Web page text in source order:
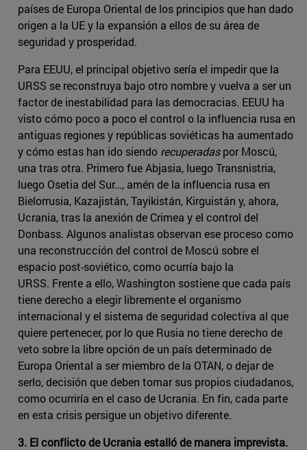
países de Europa Oriental de los principios que han dado
origen a la UE y la expansión a ellos de su área de
seguridad y prosperidad.
Para EEUU, el principal objetivo sería el impedir que la
URSS se reconstruya bajo otro nombre y vuelva a ser un
factor de inestabilidad para las democracias. EEUU ha
visto cómo poco a poco el control o la influencia rusa en
antiguas regiones y repúblicas soviéticas ha aumentado
y cómo estas han ido siendo recuperadaspor Moscú,
una tras otra. Primero fue Abjasia, luego Transnistria,
luego Osetia del Sur…, amén de la influencia rusa en
Bielorrusia, Kazajistán, Tayikistán, Kirguistán y, ahora,
Ucrania, tras la anexión de Crimea y el control del
Donbass. Algunos analistas observan ese proceso como
una reconstrucción del control de Moscú sobre el
espacio post-soviético, como ocurría bajo la
URSS. Frente a ello, Washington sostiene que cada país
tiene derecho a elegir libremente el organismo
internacional y el sistema de seguridad colectiva al que
quiere pertenecer, por lo que Rusia no tiene derecho de
veto sobre la libre opción de un país determinado de
Europa Oriental a ser miembro de la OTAN, o dejar de
serlo, decisión que deben tomar sus propios ciudadanos,
como ocurriría en el caso de Ucrania. En fin, cada parte
en esta crisis persigue un objetivo diferente.
3. El conflicto de Ucrania estalló de manera imprevista.